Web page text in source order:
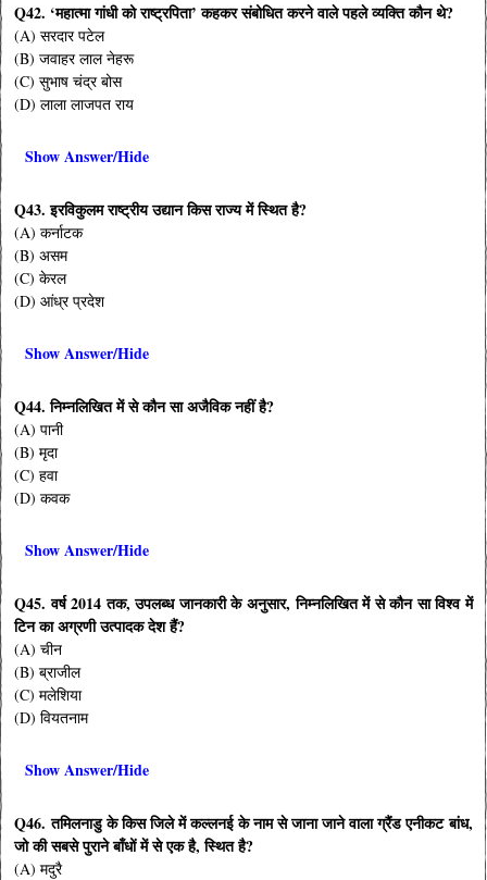
Q42. ‘महात्मा गांधी को राष्ट्रपिता’ कहकर संबोधित करने वाले पहले व्यक्ति कौन थे?
(A) सरदार पटेल
(B) जवाहर लाल नेहरू
(C) सुभाष चंद्र बोस
(D) लाला लाजपत राय
Show Answer/Hide
Q43. इरविकुलम राष्ट्रीय उद्यान किस राज्य में स्थित है?
(A) कर्नाटक
(B) असम
(C) केरल
(D) आंध्र प्रदेश
Show Answer/Hide
Q44. निम्नलिखित में से कौन सा अजैविक नहीं है?
(A) पानी
(B) मृदा
(C) हवा
(D) कवक
Show Answer/Hide
Q45. वर्ष 2014 तक, उपलब्ध जानकारी के अनुसार, निम्नलिखित में से कौन सा विश्व में
टिन का अग्रणी उत्पादक देश हैं?
(A) चीन
(B) ब्राजील
(C) मलेशिया
(D) वियतनाम
Show Answer/Hide
Q46. तमिलनाडु के किस जिले में कल्लनई के नाम से जाना जाने वाला ग्रैंड एनीकट बांध,
जो की सबसे पुराने बाँधों में से एक है, स्थित है?
(A) मदुरै